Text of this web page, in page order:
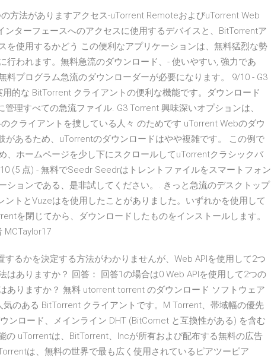
方法がありますアクセス-uTorrent RemoteおよびuTorrent Web
ンターフェースへのアクセスに使用するデバイスと、BitTorrentア
を使用するかどう この便利なアプリケーションは、無料猛烈な勢
行われます。無料急流のダウンロード、- 使いやすい, 強力であ
料プログラム急流のダウンローダーが必要になります。 9/10 - G3
的な BitTorrent クライアントの便利な機能です。ダウンロード
理すべての急流ファイル. G3 Torrent 興味深いオプションは、
クライアントを捜している人々 のためです uTorrent Webのダウ
があるため、uTorrentのダウンロードはやや複雑です。 この例で
、ホームページを少し下にスクロールしてuTorrentクラシックバ
(5 点) - 無料でSeedr Seedrはトレントファイルをスマートフォン
ションである、是非試してください。. きっと急流のデスクトップ
トとVuzeはを使用したことがありました。いずれかを使用して
を閉じてから、ダウンロードしたものをインストールします。
MCTaylor17
るかを決定する方法がわかりませんが、Web APIを使用して2つ
はありますか？ 回答： 回答1の場合は0 Web APIを使用して2つの
ありますか？ 無料 utorrent torrent のダウンロード ソフトウェア
のある BitTorrent クライアントです。Μ Torrent、帯域幅の優先
ンロード、メインライン DHT (BitComet と互換性がある) を含む
の uTorrentは、BitTorrent、Incが所有および配布する無料の広告
は、無料の世界で最も広く使用されているピアツーピア